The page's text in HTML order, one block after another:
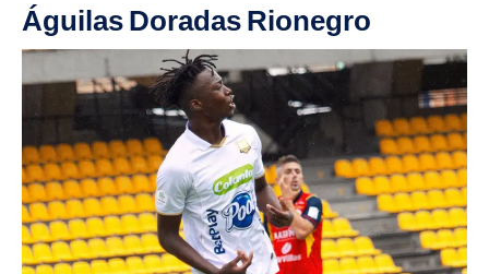
Águilas Doradas Rionegro